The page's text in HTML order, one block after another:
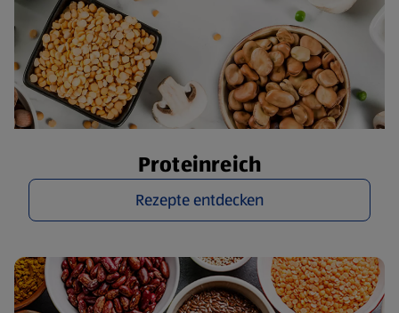
Proteinreich
Rezepte entdecken